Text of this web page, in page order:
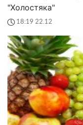
"Холостяка"
18:19 22.12